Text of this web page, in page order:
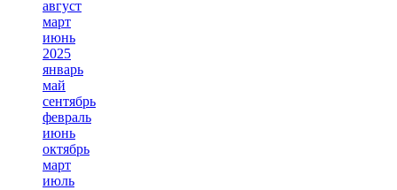
август
март
июнь
2025
январь
май
сентябрь
февраль
июнь
октябрь
март
июль